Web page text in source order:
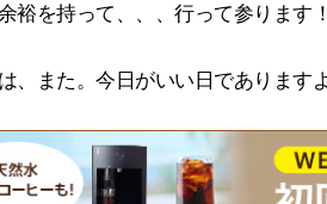
裕を持って、、、行って参ります
、また。今日がいい日であります